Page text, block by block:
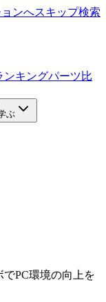
ンへスキップ検索
ンキングパーツ比
ぶ
でPC環境の向上を